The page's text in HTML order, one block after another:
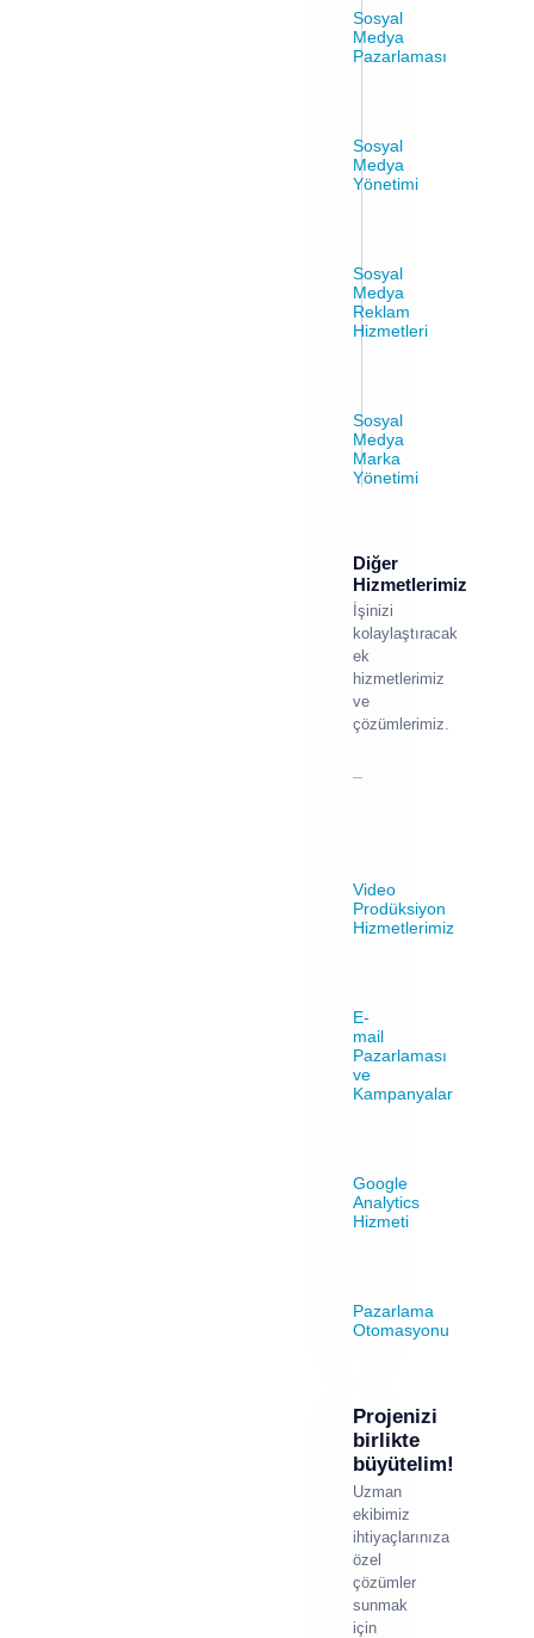
Sosyal
Medya
Pazarlaması
Sosyal
Medya
Yönetimi
Sosyal
Medya
Reklam
Hizmetleri
Sosyal
Medya
Marka
Yönetimi
Diğer
Hizmetlerimiz
İşinizi
kolaylaştıracak
ek
hizmetlerimiz
ve
çözümlerimiz.
Video
Prodüksiyon
Hizmetlerimiz
E-
mail
Pazarlaması
ve
Kampanyalar
Google
Analytics
Hizmeti
Pazarlama
Otomasyonu
Projenizi
birlikte
büyütelim!
Uzman
ekibimiz
ihtiyaçlarınıza
özel
çözümler
sunmak
için